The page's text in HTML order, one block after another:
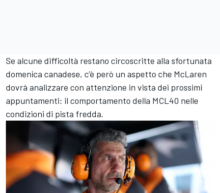
Se alcune difficoltà restano circoscritte alla sfortunata
domenica canadese, c’è però un aspetto che McLaren
dovrà analizzare con attenzione in vista dei prossimi
appuntamenti: il comportamento della MCL40 nelle
condizioni di pista fredda.